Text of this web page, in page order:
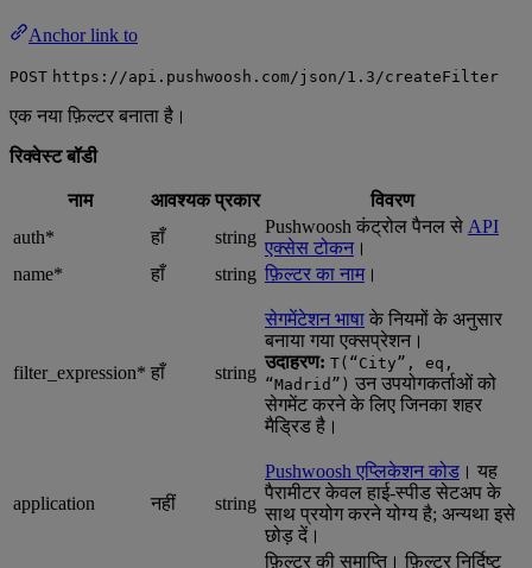
Anchor link to
POST https://api.pushwoosh.com/json/1.3/createFilter
एक नया फ़िल्टर बनाता है।
रिक्वेस्ट बॉडी
नाम आवश्यक प्रकार
विवरण
auth*
हाँ string
Pushwoosh कंट्रोल पैनल से API
एक्सेस टोकन।
name*
हाँ string फ़िल्टर का नाम।
filter_expression* हाँ string
सेगमेंटेशन भाषा के नियमों के अनुसार
बनाया गया एक्सप्रेशन।
उदाहरण: T(“City”, eq,
“Madrid”) उन उपयोगकर्ताओं को
सेगमेंट करने के लिए जिनका शहर
मैड्रिड है।
application नहीं string
Pushwoosh एप्लिकेशन कोड । यह
पैरामीटर केवल हाई-स्पीड सेटअप के
साथ प्रयोग करने योग्य है; अन्यथा इसे
छोड़ दें।
फ़िल्टर की समाप्ति। फ़िल्टर निर्दिष्ट